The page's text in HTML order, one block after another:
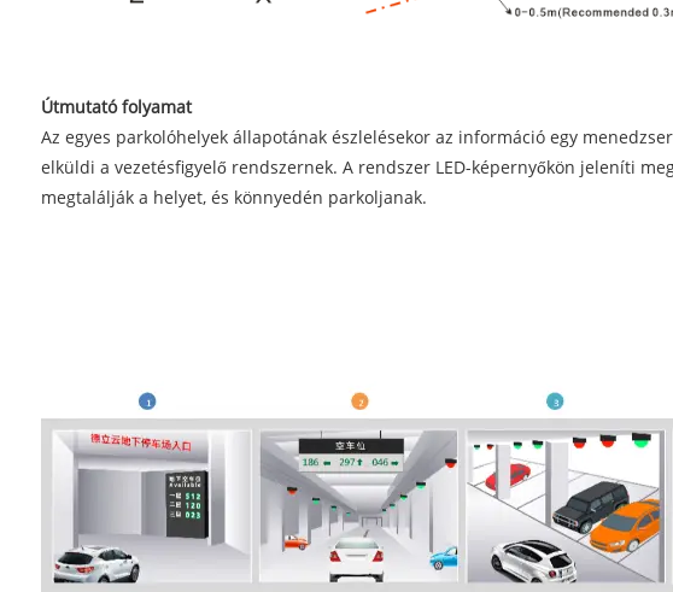
Útmutató folyamat
Az egyes parkolóhelyek állapotának észlelésekor az információ egy
elküldi a vezetésfigyelő rendszernek. A rendszer LED-képernyőkön jeleníti
megtalálják a helyet, és könnyedén parkoljanak.